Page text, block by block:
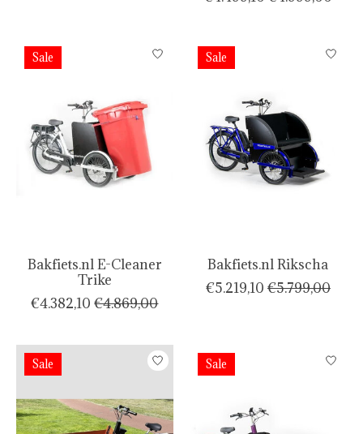
Sale
Bakfiets.nl E-Cleaner
Trike
€4.382,10 €4.869,00
Sale
Bakfiets.nl Rikscha
€5.219,10 €5.799,00
Sale Sale